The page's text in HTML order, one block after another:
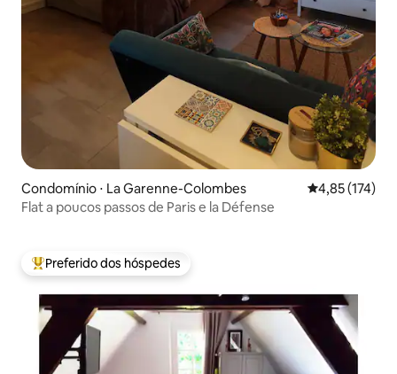
Condomínio ⋅ La Garenne-Colombes 4,85 de uma
4,85 (174)
Flat a poucos passos de Paris e la Défense
Entre os melhores preferidos dos hóspedes
Preferido dos hóspedes